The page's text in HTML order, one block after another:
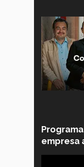
empresa